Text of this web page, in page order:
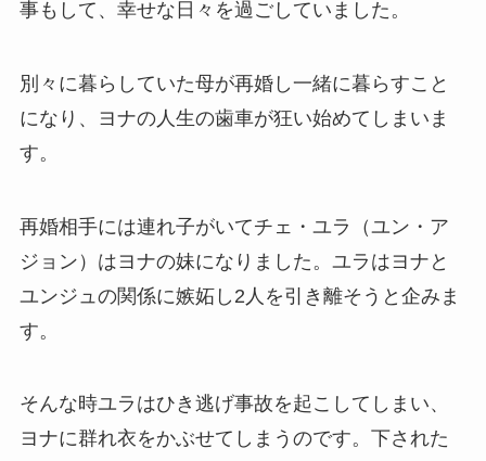
事もして、幸せな日々を過ごしていました。
別々に暮らしていた母が再婚し一緒に暮らすこと
になり、ヨナの人生の歯車が狂い始めてしまいま
す。
再婚相手には連れ子がいてチェ・ユラ（ユン・ア
ジョン）はヨナの妹になりました。ユラはヨナと
ユンジュの関係に嫉妬し2人を引き離そうと企みま
す。
そんな時ユラはひき逃げ事故を起こしてしまい、
ヨナに群れ衣をかぶせてしまうのです。下された